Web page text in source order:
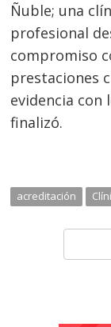
Ñuble; una
profesional
compromiso
prestaciones
evidencia con
finalizó.
acreditación